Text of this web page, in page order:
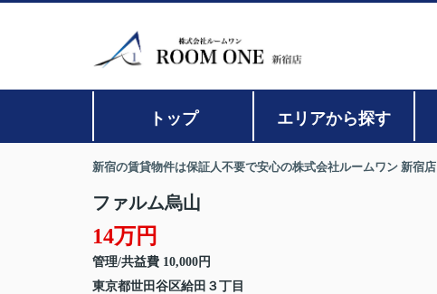
トップ エリアから探す
新宿の賃貸物件は保証人不要で安心の株式会社ルームワン 新宿店
ファルム烏山
14万円
管理/共益費 10,000円
東京都世田谷区給田 ３丁目